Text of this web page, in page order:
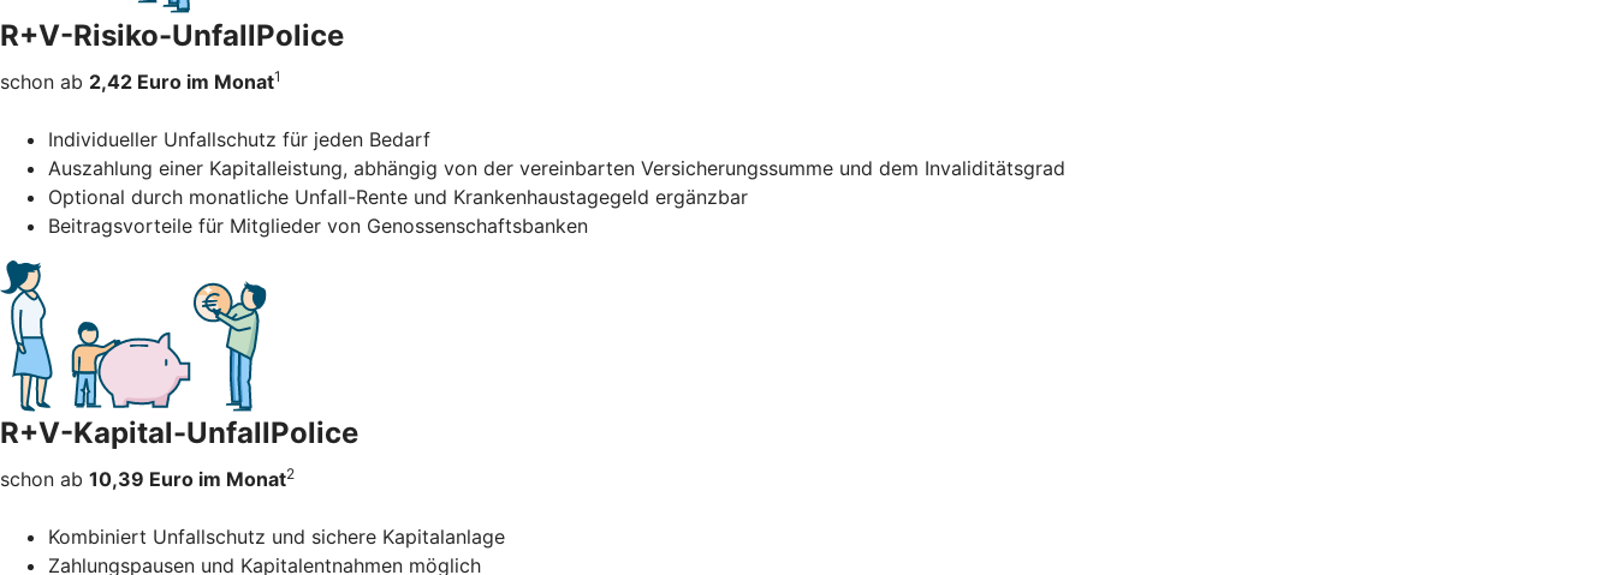
R+V-Risiko-UnfallPolice
schon ab 2,42 Euro im Monat1
Individueller Unfallschutz für jeden Bedarf
Auszahlung einer Kapitalleistung, abhängig von der vereinbarten Versicherungssumme und dem Invaliditätsgrad
Optional durch monatliche Unfall-Rente und Krankenhaustagegeld ergänzbar
Beitragsvorteile für Mitglieder von Genossenschaftsbanken
R+V-Kapital-UnfallPolice
schon ab 10,39 Euro im Monat2
Kombiniert Unfallschutz und sichere Kapitalanlage
Zahlungspausen und Kapitalentnahmen möglich